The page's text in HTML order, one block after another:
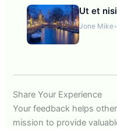
Ut et
Jone Mike•
Share Your Experience
Your feedback helps
mission to provide